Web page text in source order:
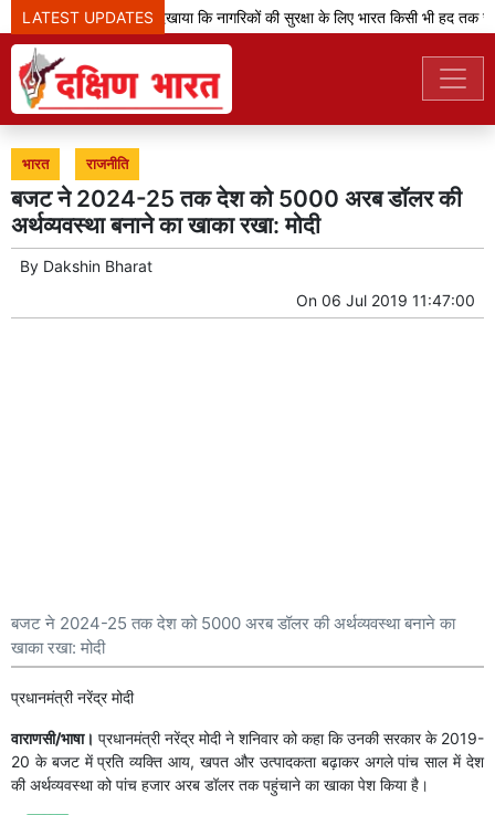
LATEST UPDATES
'ऑपरेशन सिंदूर' ने दिखाया कि नागरिकों की सुरक्षा के लिए भारत किसी भी हद तक जा
भारत राजनीति
बजट ने 2024-25 तक देश को 5000 अरब डॉलर की
अर्थव्यवस्था बनाने का खाका रखा: मोदी
By Dakshin Bharat
On 06 Jul 2019 11:47:00
बजट ने 2024-25 तक देश को 5000 अरब डॉलर की अर्थव्यवस्था बनाने का
खाका रखा: मोदी
प्रधानमंत्री नरेंद्र मोदी
वाराणसी/भाषा। प्रधानमंत्री नरेंद्र मोदी ने शनिवार को कहा कि उनकी सरकार के 2019-
20 के बजट में प्रति व्यक्ति आय, खपत और उत्पादकता बढ़ाकर अगले पांच साल में देश
की अर्थव्यवस्था को पांच हजार अरब डॉलर तक पहुंचाने का खाका पेश किया है।